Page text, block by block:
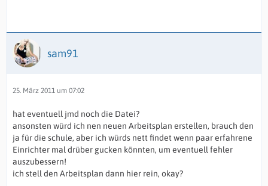
sam91
25. März 2011 um 07:02
hat eventuell jmd noch die Datei?
ansonsten würd ich nen neuen Arbeitsplan erstellen, brauch den
ja für die schule, aber ich würds nett findet wenn paar erfahrene
Einrichter mal drüber gucken könnten, um eventuell fehler
auszubessern!
ich stell den Arbeitsplan dann hier rein, okay?